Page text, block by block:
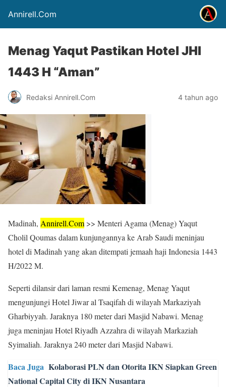
Annirell.Com
Menag Yaqut Pastikan Hotel JHI
1443 H “Aman”
Redaksi Annirell.Com 4 tahun ago
Madinah, Annirell.Com >> Menteri Agama (Menag) Yaqut
Cholil Qoumas dalam kunjungannya ke Arab Saudi meninjau
hotel di Madinah yang akan ditempati jemaah haji Indonesia 1443
H/2022 M.
Seperti dilansir dari laman resmi Kemenag, Menag Yaqut
mengunjungi Hotel Jiwar al Tsaqifah di wilayah Markaziyah
Gharbiyyah. Jaraknya 180 meter dari Masjid Nabawi. Menag
juga meninjau Hotel Riyadh Azzahra di wilayah Markaziah
Syimaliah. Jaraknya 240 meter dari Masjid Nabawi.
Baca Juga Kolaborasi PLN dan Otorita IKN Siapkan Green
National Capital City di IKN Nusantara